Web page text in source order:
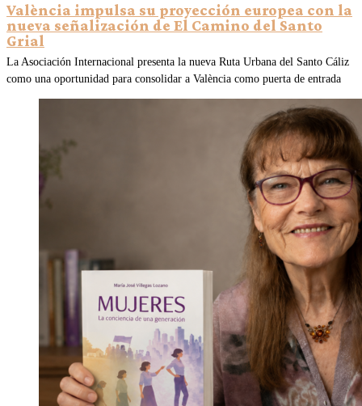
València impulsa su proyección europea con la
nueva señalización de El Camino del Santo
Grial
La Asociación Internacional presenta la nueva Ruta Urbana del Santo Cáliz
como una oportunidad para consolidar a València como puerta de entrada